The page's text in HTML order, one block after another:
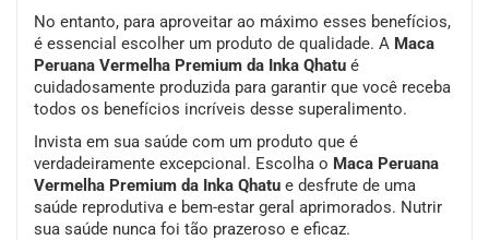
No entanto, para aproveitar ao máximo esses benefícios,
é essencial escolher um produto de qualidade. A Maca
Peruana Vermelha Premium da Inka Qhatu é
cuidadosamente produzida para garantir que você receba
todos os benefícios incríveis desse superalimento.
Invista em sua saúde com um produto que é
verdadeiramente excepcional. Escolha o Maca Peruana
Vermelha Premium da Inka Qhatu e desfrute de uma
saúde reprodutiva e bem-estar geral aprimorados. Nutrir
sua saúde nunca foi tão prazeroso e eficaz.